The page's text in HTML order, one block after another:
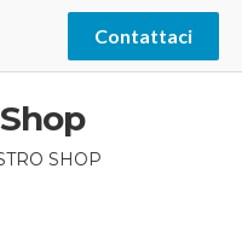
Contattaci
SHOP